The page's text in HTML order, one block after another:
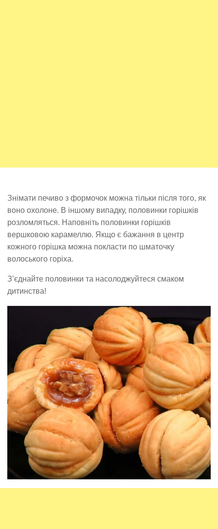
Знімати печиво з формочок можна тільки після того, як
воно охолоне. В іншому випадку, половинки горішків
розломляться. Наповніть половинки горішків
вершковою карамеллю. Якщо є бажання в центр
кожного горішка можна покласти по шматочку
волоського горіха.
З’єднайте половинки та насолоджуйтеся смаком
дитинства!